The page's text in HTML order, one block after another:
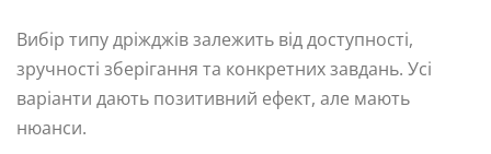
Вибір типу дріжджів залежить від доступності,
зручності зберігання та конкретних завдань. Усі
варіанти дають позитивний ефект, але мають
нюанси.